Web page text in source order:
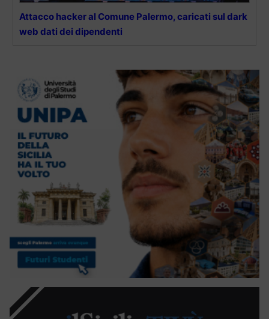
Attacco hacker al Comune Palermo, caricati sul dark
web dati dei dipendenti